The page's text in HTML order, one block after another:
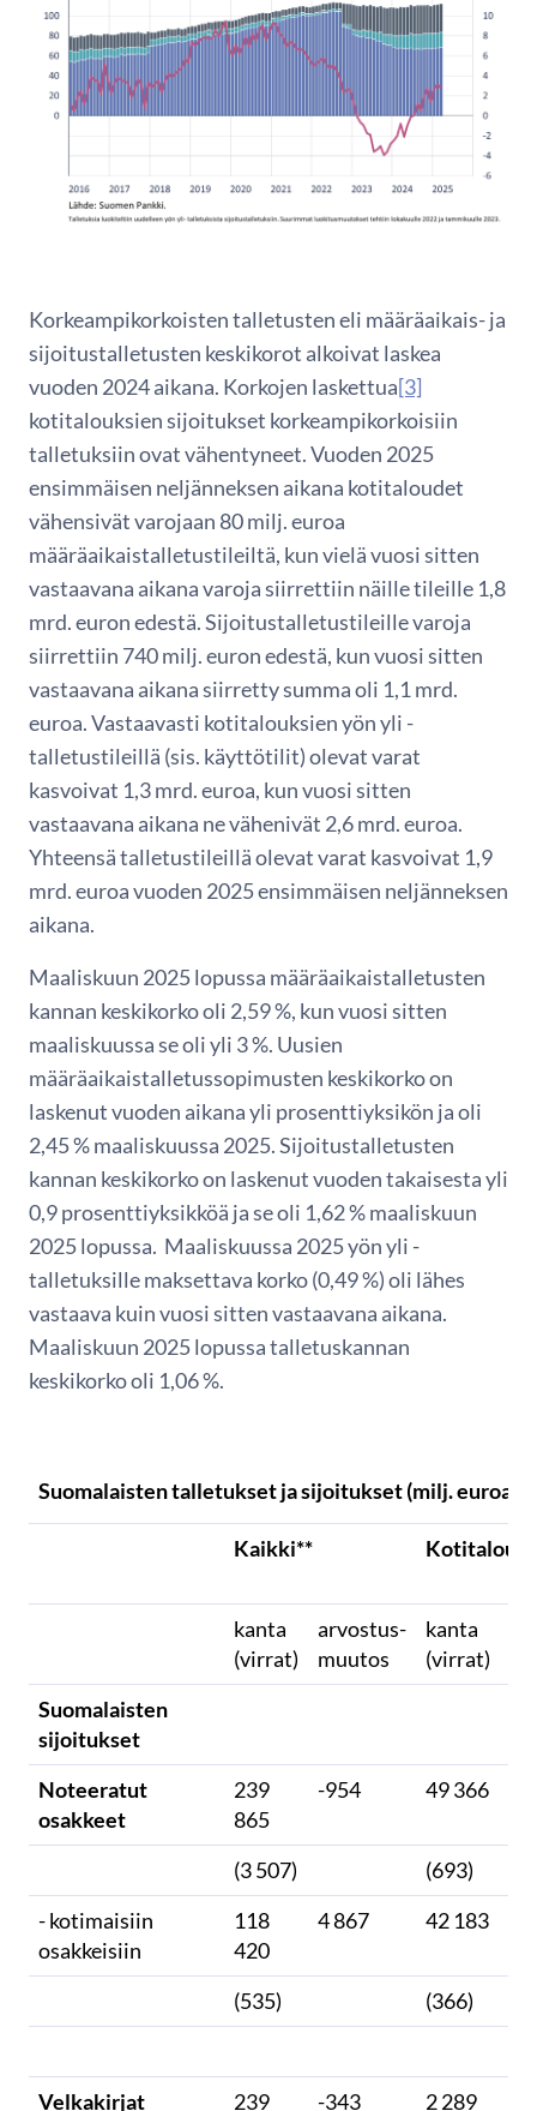
Korkeampikorkoisten talletusten eli määräaikais- ja
sijoitustalletusten keskikorot alkoivat laskea
vuoden 2024 aikana. Korkojen laskettua[3]
kotitalouksien sijoitukset korkeampikorkoisiin
talletuksiin ovat vähentyneet. Vuoden 2025
ensimmäisen neljänneksen aikana kotitaloudet
vähensivät varojaan 80 milj. euroa
määräaikaistalletustileiltä, kun vielä vuosi sitten
vastaavana aikana varoja siirrettiin näille tileille 1,8
mrd. euron edestä. Sijoitustalletustileille varoja
siirrettiin 740 milj. euron edestä, kun vuosi sitten
vastaavana aikana siirretty summa oli 1,1 mrd.
euroa. Vastaavasti kotitalouksien yön yli -
talletustileillä (sis. käyttötilit) olevat varat
kasvoivat 1,3 mrd. euroa, kun vuosi sitten
vastaavana aikana ne vähenivät 2,6 mrd. euroa.
Yhteensä talletustileillä olevat varat kasvoivat 1,9
mrd. euroa vuoden 2025 ensimmäisen neljänneksen
aikana.
Maaliskuun 2025 lopussa määräaikaistalletusten
kannan keskikorko oli 2,59 %, kun vuosi sitten
maaliskuussa se oli yli 3 %. Uusien
määräaikaistalletussopimusten keskikorko on
laskenut vuoden aikana yli prosenttiyksikön ja oli
2,45 % maaliskuussa 2025. Sijoitustalletusten
kannan keskikorko on laskenut vuoden takaisesta yli
0,9 prosenttiyksikköä ja se oli 1,62 % maaliskuun
2025 lopussa. Maaliskuussa 2025 yön yli -
talletuksille maksettava korko (0,49 %) oli lähes
vastaava kuin vuosi sitten vastaavana aikana.
Maaliskuun 2025 lopussa talletuskannan
keskikorko oli 1,06 %.
Suomalaisten talletukset ja sijoitukset (milj. euroa),
Kaikki**
kanta
(virrat)
arvostus-
muutos
kanta
(virrat)
Suomalaisten
sijoitukset
Noteeratut
osakkeet
239
865
-954 49 366
(3 507)
(693)
- kotimaisiin
osakkeisiin
118
420
4 867 42 183
(535) (366)
Velkakirjat 239 -343 2 289